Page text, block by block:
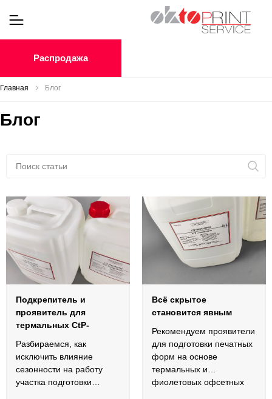
Распродажа
Главная Блог
Блог
Подкрепитель и
проявитель для
термальных СtP-
Разбираемся, как
исключить влияние
сезонности на работу
участка подготовки
Всё скрытое
становится явным
Рекомендуем проявители
для подготовки печатных
форм на основе
термальных и
фиолетовых офсетных